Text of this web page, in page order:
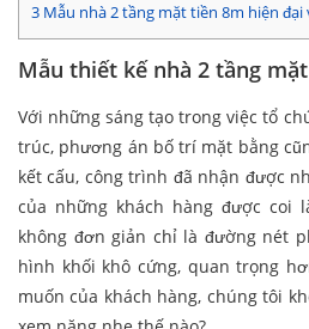
3 Mẫu nhà 2 tầng mặt tiền 8m hiện
Mẫu thiết kế nhà 2 tầng
Với những sáng tạo trong việc tổ
trúc, phương án bố trí mặt bằng
kết cấu, công trình đã nhận được
của những khách hàng được coi
không đơn giản chỉ là đường nét
hình khối khô cứng, quan trọng
muốn của khách hàng, chúng tôi